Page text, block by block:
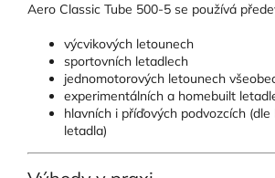
Aero Classic Tube 500-5 se používá
výcvikových letounech
sportovních letadlech
jednomotorových letounech
experimentálních a homebuilt
hlavních i příďových podvozcích
letadla)